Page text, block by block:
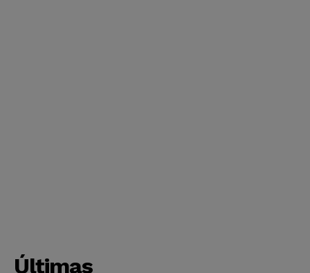
Últimas